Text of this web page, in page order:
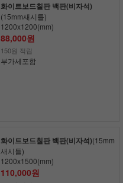
화이트보드칠판 백판(비자석)
(15mm새시틀)
1200x1200(mm)
88,000원
150원 적립
부가세포함
화이트보드칠판 백판(비자석)(15mm
새시틀)
1200x1500(mm)
110,000원